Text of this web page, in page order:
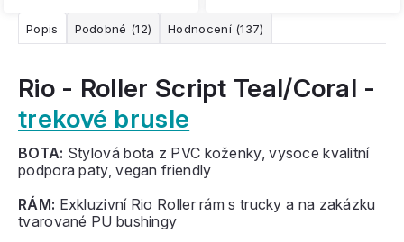
Popis Podobné (12) Hodnocení (137)
Rio - Roller Script Teal/Coral -
trekové brusle
BOTA: Stylová bota z PVC koženky, vysoce kvalitní
podpora paty, vegan friendly
RÁM: Exkluzivní Rio Roller rám s trucky a na zakázku
tvarované PU bushingy